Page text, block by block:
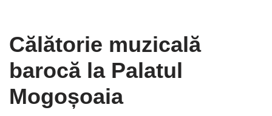
Călătorie muzicală
barocă la Palatul
Mogoșoaia